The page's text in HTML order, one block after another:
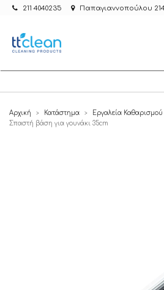
211 4040235 Παπαγιαννοπούλου
Αρχική > Κατάστημα > Εργαλεία Καθαρισμού
Σπαστή βάση για γουνάκι 35cm